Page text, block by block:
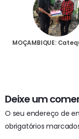
Deixe um
O seu endereço de
obrigatórios